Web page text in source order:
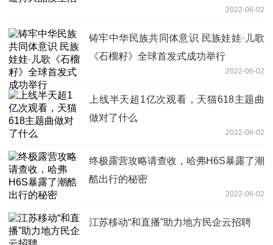
2022-06-02
铸牢中华民族共同体意识 民族娃娃·儿歌
《石榴籽》全球首发式成功举行
2022-06-02
上线半天超1亿次观看，天猫618主题曲
做对了什么
2022-06-02
终极露营攻略请查收，哈弗H6S暴露了潮
酷出行的秘密
2022-06-02
江苏移动“和直播”助力地方民企云招聘